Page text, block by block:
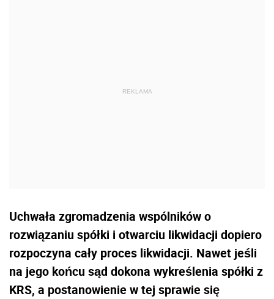
Uchwała zgromadzenia wspólników o
rozwiązaniu spółki i otwarciu likwidacji dopiero
rozpoczyna cały proces likwidacji. Nawet jeśli
na jego końcu sąd dokona wykreślenia spółki z
KRS, a postanowienie w tej sprawie się